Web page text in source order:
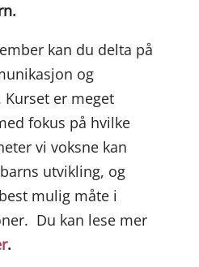
kan du delta på
og
er meget
fokus på hvilke
vi voksne kan
utvikling, og
mulig måte i
Du kan lese mer
.